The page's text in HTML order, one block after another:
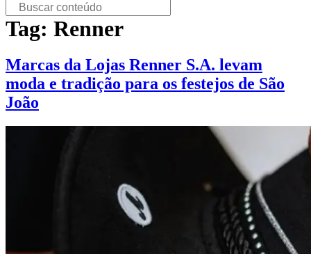
Tag: Renner
Marcas da Lojas Renner S.A. levam
moda e tradição para os festejos de São
João